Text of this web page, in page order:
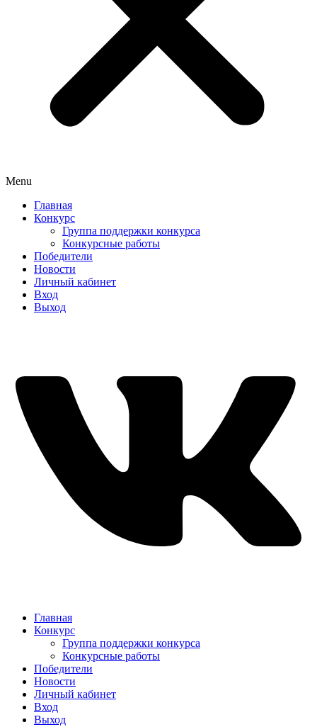
Menu
Главная
Конкурс
Группа поддержки конкурса
Конкурсные работы
Победители
Новости
Личный кабинет
Вход
Выход
Главная
Конкурс
Группа поддержки конкурса
Конкурсные работы
Победители
Новости
Личный кабинет
Вход
Выход